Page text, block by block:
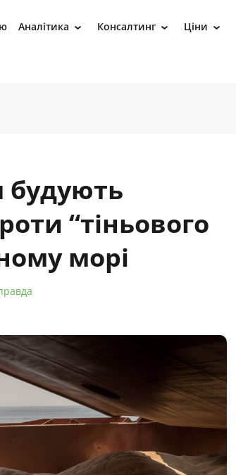
Аналітика › Консалтинг › Ціни ›
будують
“тіньового
морі